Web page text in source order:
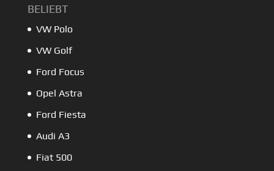
BELIEBT
VW Polo
VW Golf
Ford Focus
Opel Astra
Ford Fiesta
Audi A3
Fiat 500